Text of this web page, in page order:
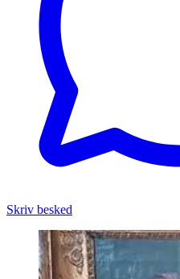
Skriv besked